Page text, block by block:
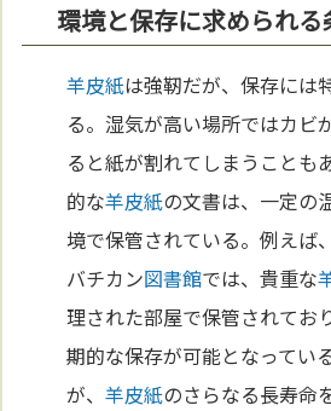
環境と保存に求められる
羊皮紙は強靭だが、保存には
る。湿気が高い場所ではカビ
ると紙が割れてしまうことも
的な羊皮紙の文書は、一定の
境で保管されている。例えば
バチカン図書館では、貴重な
理された部屋で保管されてお
期的な保存が可能となってい
が、羊皮紙のさらなる長寿命